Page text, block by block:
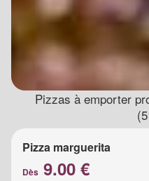
Pizzas à emporter
Pizza marguerita
Dès 9.00 €